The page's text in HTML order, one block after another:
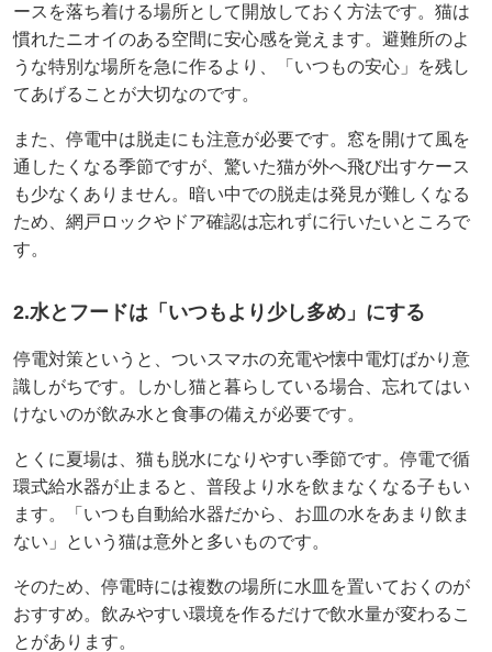
ースを落ち着ける場所として開放しておく方法です。猫は
慣れたニオイのある空間に安心感を覚えます。避難所のよ
うな特別な場所を急に作るより、「いつもの安心」を残し
てあげることが大切なのです。
また、停電中は脱走にも注意が必要です。窓を開けて風を
通したくなる季節ですが、驚いた猫が外へ飛び出すケース
も少なくありません。暗い中での脱走は発見が難しくなる
ため、網戸ロックやドア確認は忘れずに行いたいところで
す。
2.水とフードは「いつもより少し多め」にする
停電対策というと、ついスマホの充電や懐中電灯ばかり意
識しがちです。しかし猫と暮らしている場合、忘れてはい
けないのが飲み水と食事の備えが必要です。
とくに夏場は、猫も脱水になりやすい季節です。停電で循
環式給水器が止まると、普段より水を飲まなくなる子もい
ます。「いつも自動給水器だから、お皿の水をあまり飲ま
ない」という猫は意外と多いものです。
そのため、停電時には複数の場所に水皿を置いておくのが
おすすめ。飲みやすい環境を作るだけで飲水量が変わるこ
とがあります。